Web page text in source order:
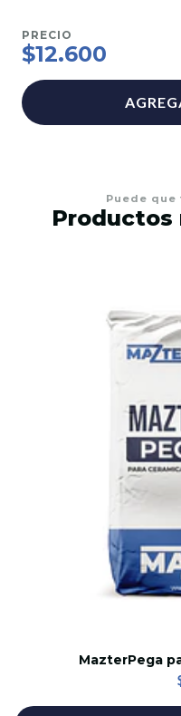
PRECIO
$12.600
Puede
Productos
MazterPega